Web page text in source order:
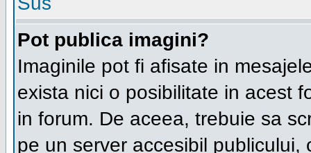
Pot publica imagini?
Imaginile pot fi afisate in
exista nici o posibilitate in acest
in forum. De aceea, trebuie sa
pe un server accesibil publicului,